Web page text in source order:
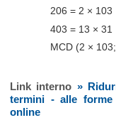
206 = 2 × 103
403 = 13 × 31
MCD (2 ×
Link interno »
termini - alle forme
online